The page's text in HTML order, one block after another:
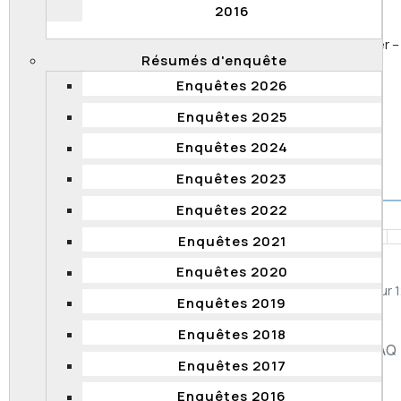
2016
Résumés d'enquête
Enquêtes 2026
Enquêtes 2025
Enquêtes 2024
Enquêtes 2023
Enquêtes 2022
Enquêtes 2021
Enquêtes 2020
Enquêtes 2019
Enquêtes 2018
Enquêtes 2017
Enquêtes 2016
admission – expérience insuffisante – décision sur dossier –
appelant n’a pas donné suite à son appel – fardeau de la
preuve reposant sur l’appelant – appel rejeté.
5 6 7 8
Page 2 sur
FAQ
Liens utiles
Carrière Politique de confidentialité